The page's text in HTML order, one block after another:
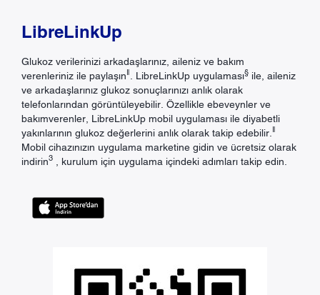
LibreLinkUp
Glukoz verilerinizi arkadaşlarınız, aileniz ve bakım
verenleriniz ile paylaşınǁ . LibreLinkUp uygulaması§ ile, aileniz
ve arkadaşlarınız glukoz sonuçlarınızı anlık olarak
telefonlarından görüntüleyebilir. Özellikle ebeveynler ve
bakımverenler, LibreLinkUp mobil uygulaması ile diyabetli
yakınlarının glukoz değerlerini anlık olarak takip edebilir. ǁ
Mobil cihazınızın uygulama marketine gidin ve ücretsiz olarak
indirin3 , kurulum için uygulama içindeki adımları takip edin.